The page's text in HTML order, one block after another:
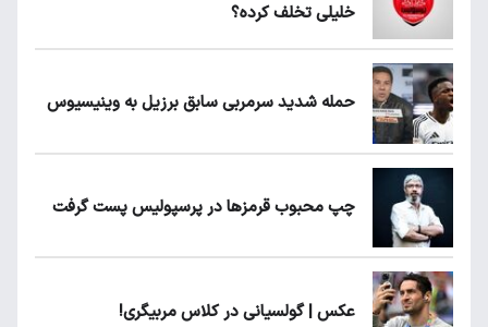
خلیلی تخلف کرده؟
حمله شدید سرمربی سابق برزیل به وینیسیوس
چپ محبوب قرمزها در پرسپولیس پست گرفت
عکس | گولسیانی در کلاس مربیگری!